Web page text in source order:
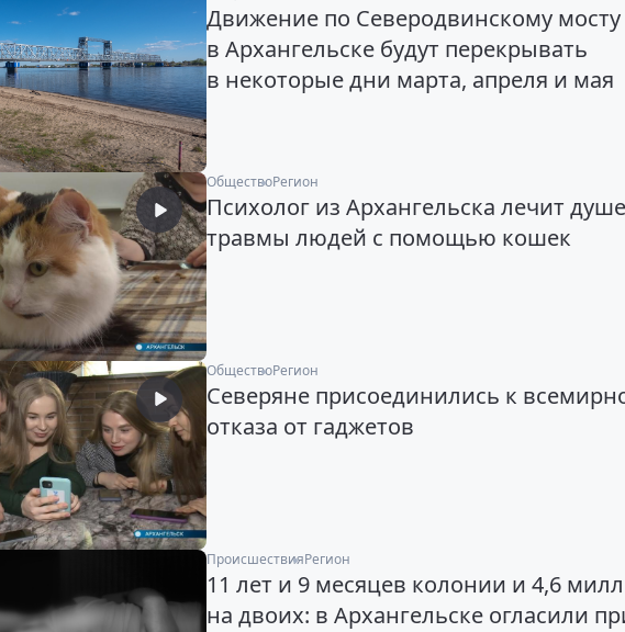
Движение по Северодвинскому мосту
в Архангельске будут перекрывать
в некоторые дни марта, апреля и мая
ОбществоРегион
Психолог из Архангельска лечит
травмы людей с помощью кошек
ОбществоРегион
Северяне присоединились к
отказа от гаджетов
ПроисшествияРегион
11 лет и 9 месяцев колонии и 4,6
на двоих: в Архангельске огласили